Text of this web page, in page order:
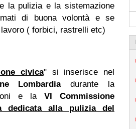
la pulizia e la sistemazione
di buona volontà e se
( forbici, rastrelli etc)
civica" si inserisce nel
Lombardiadurante la
e la VI Commissione
dedicata alla pulizia del